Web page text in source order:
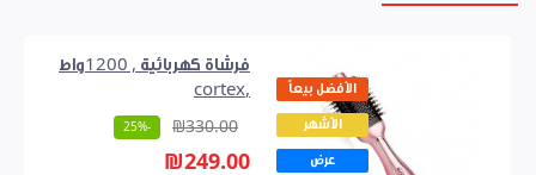
الأفضل بيعاً
الأشهر
عرض
فرشاة كهربائية , 1200واط
,cortex
₪330.00
-25%
₪249.00